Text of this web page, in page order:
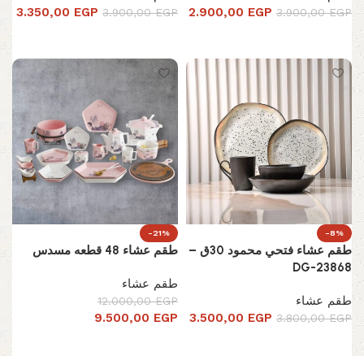
3.900,00EGP
2.900,00 EGP
3.900,00EGP
3.350,00 EGP
-8%
طقم عشاء فتحي محمود 30ق –
DG-23868
طقم عشاء
3.800,00EGP
3.500,00 EGP
-21%
طقم عشاء 48 قطعه مسدس
طقم عشاء
12.000,00EGP
9.500,00 EGP